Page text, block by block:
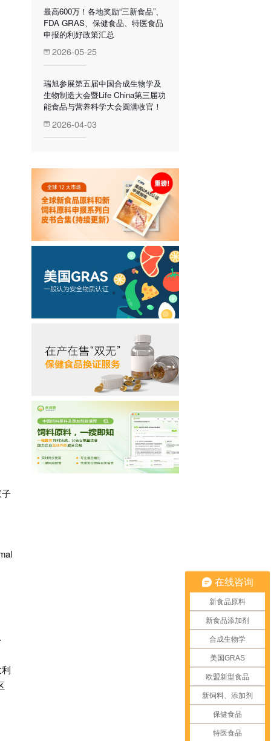
最高600万！各地奖励“三新食品”、
FDA GRAS、保健食品、特医食品
申报的利好政策汇总
2026-05-25
瑞旭参展第五届中国合成生物学及
生物制造大会暨Life China第三届功
能食品与营养科学大会圆满收官！
2026-04-03
在线咨询
新食品原料
新食品添加剂
合成生物学
美国GRAS
欧盟新型食品
新饲料、添加剂
保健食品
特医食品